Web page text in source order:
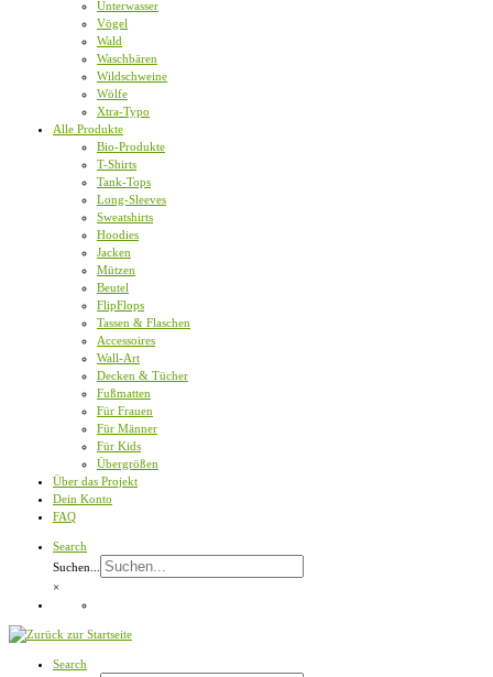
Unterwasser
Vögel
Wald
Waschbären
Wildschweine
Wölfe
Xtra-Typo
Alle Produkte
Bio-Produkte
T-Shirts
Tank-Tops
Long-Sleeves
Sweatshirts
Hoodies
Jacken
Mützen
Beutel
FlipFlops
Tassen & Flaschen
Accessoires
Wall-Art
Decken & Tücher
Fußmatten
Für Frauen
Für Männer
Für Kids
Übergrößen
Über das Projekt
Dein Konto
FAQ
Search
Suchen...
×
Search